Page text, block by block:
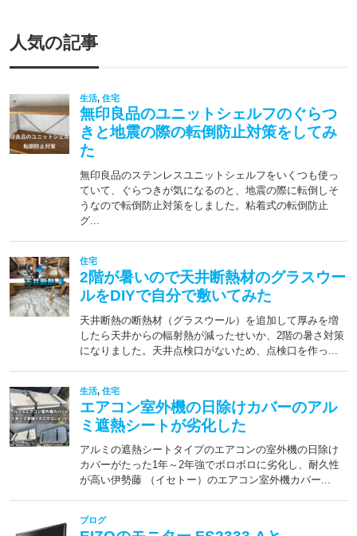
人気の記事